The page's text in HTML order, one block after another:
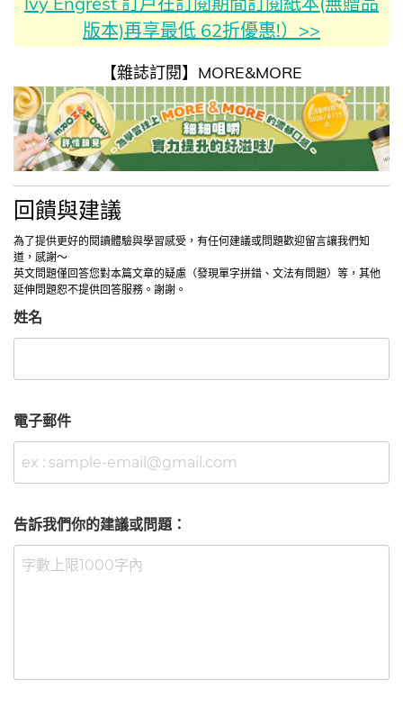
版本)再享最低 62折優惠!）>>
【雜誌訂閱】MORE&MORE
回饋與建議
為了提供更好的閱讀體驗與學習感受，有任何建議或問題歡迎留言讓我們知
道，感謝～
英文問題僅回答您對本篇文章的疑慮（發現單字拼錯、文法有問題）等，其他
延伸問題恕不提供回答服務。謝謝。
姓名
電子郵件
告訴我們你的建議或問題：